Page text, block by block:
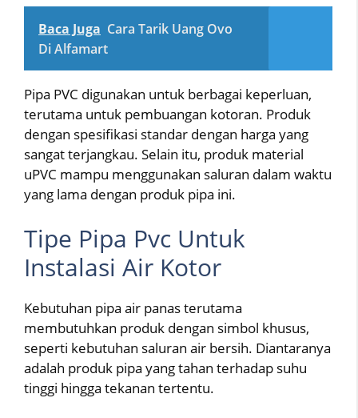
Baca Juga Cara Tarik Uang Ovo
Di Alfamart
Pipa PVC digunakan untuk berbagai keperluan,
terutama untuk pembuangan kotoran. Produk
dengan spesifikasi standar dengan harga yang
sangat terjangkau. Selain itu, produk material
uPVC mampu menggunakan saluran dalam waktu
yang lama dengan produk pipa ini.
Tipe Pipa Pvc Untuk
Instalasi Air Kotor
Kebutuhan pipa air panas terutama
membutuhkan produk dengan simbol khusus,
seperti kebutuhan saluran air bersih. Diantaranya
adalah produk pipa yang tahan terhadap suhu
tinggi hingga tekanan tertentu.